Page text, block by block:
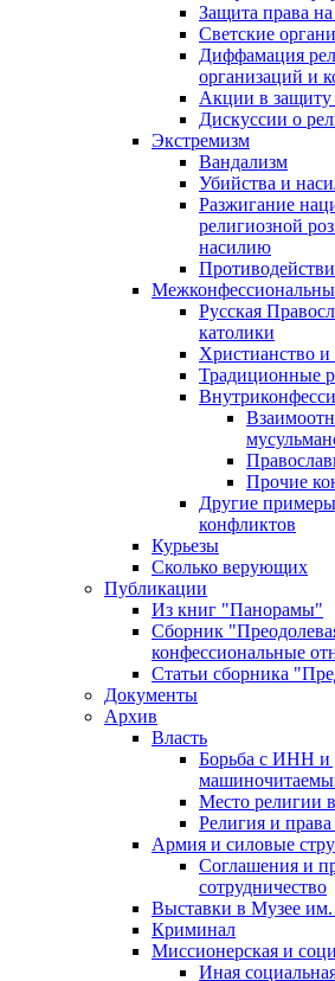
Защита права
Светские
Диффамация
организаций и
Акции в защиту
Дискуссии о
Экстремизм
Вандализм
Убийства и
Разжигание
религиозной
насилию
Русская
католики
Христианство и
Традиционные
Прочие
Другие
конфликтов
Курьезы
Сколько верующих
Публикации
Из книг "Панорамы"
Сборник
конфессиональные
Статьи сборника
Документы
Архив
Власть
Борьба с ИНН и
Место религии
Религия и права
Армия и силовые
Соглашения и
сотрудничество
Выставки в Музее
Криминал
Миссионерская и
Иная